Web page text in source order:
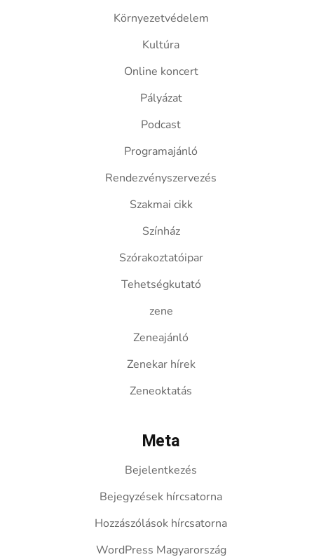
Környezetvédelem
Kultúra
Online koncert
Pályázat
Podcast
Programajánló
Rendezvényszervezés
Szakmai cikk
Színház
Szórakoztatóipar
Tehetségkutató
zene
Zeneajánló
Zenekar hírek
Zeneoktatás
Meta
Bejelentkezés
Bejegyzések hírcsatorna
Hozzászólások hírcsatorna
WordPress Magyarország